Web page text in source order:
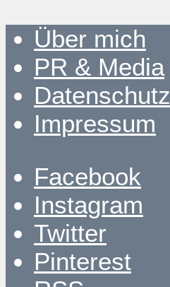
Über mich
PR & Media
Datenschutz
Impressum
Facebook
Instagram
Twitter
Pinterest